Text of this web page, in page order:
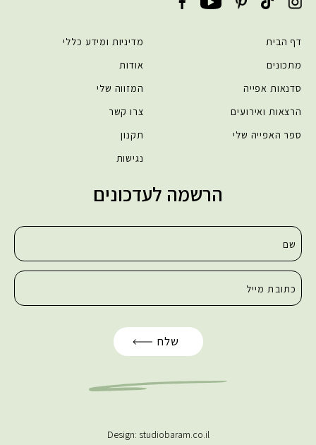
דף הבית
מתכונים
סדנאות אפייה
הרצאות ואירועים
ספר האפייה שלי
מדיניות ומידע כללי
אודות
המזווה שלי
צרו קשר
תקנון
נגישות
הרשמה לעדכונים
Design: studiobaram.co.il